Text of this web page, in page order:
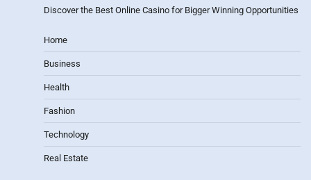
Discover the Best Online Casino for Bigger Winning Opportunities
Home
Business
Health
Fashion
Technology
Real Estate